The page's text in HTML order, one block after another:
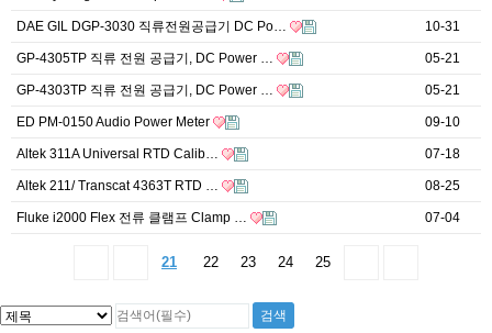
DAE GIL DGP-3030 직류전원공급기 DC Po… 10-31
GP-4305TP 직류 전원 공급기, DC Power … 05-21
GP-4303TP 직류 전원 공급기, DC Power … 05-21
ED PM-0150 Audio Power Meter 09-10
Altek 311A Universal RTD Calib… 07-18
Altek 211/ Transcat 4363T RTD … 08-25
Fluke i2000 Flex 전류 클램프 Clamp … 07-04
21 22 23 24 25